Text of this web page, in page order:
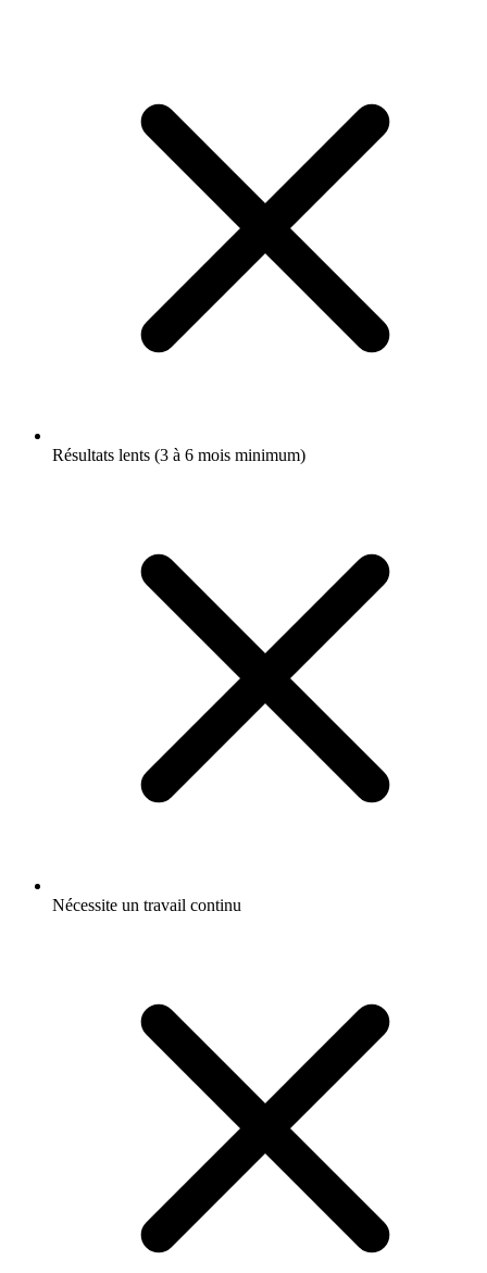
Résultats lents (3 à 6 mois minimum)
Nécessite un travail continu